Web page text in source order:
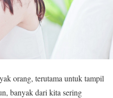
orang, terutama untuk tampil
banyak dari kita sering